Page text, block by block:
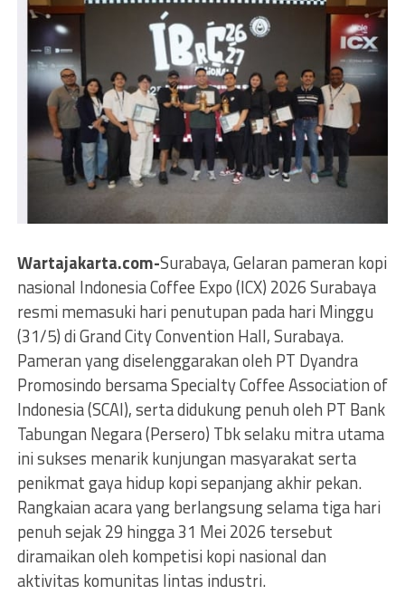
Wartajakarta.com-Surabaya, Gelaran pameran kopi
nasional Indonesia Coffee Expo (ICX) 2026 Surabaya
resmi memasuki hari penutupan pada hari Minggu
(31/5) di Grand City Convention Hall, Surabaya.
Pameran yang diselenggarakan oleh PT Dyandra
Promosindo bersama Specialty Coffee Association of
Indonesia (SCAI), serta didukung penuh oleh PT Bank
Tabungan Negara (Persero) Tbk selaku mitra utama
ini sukses menarik kunjungan masyarakat serta
penikmat gaya hidup kopi sepanjang akhir pekan.
Rangkaian acara yang berlangsung selama tiga hari
penuh sejak 29 hingga 31 Mei 2026 tersebut
diramaikan oleh kompetisi kopi nasional dan
aktivitas komunitas lintas industri.